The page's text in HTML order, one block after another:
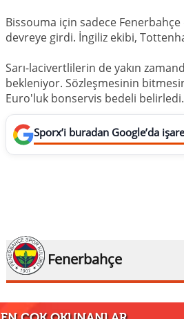
Bissouma için sadece
devreye girdi. İngiliz ekibi,
Sarı-lacivertlilerin de yakın
bekleniyor. Sözleşmesinin
Euro'luk bonservis bedeli belirledi.
Sporx’i buradan Google’da
Fenerbahçe